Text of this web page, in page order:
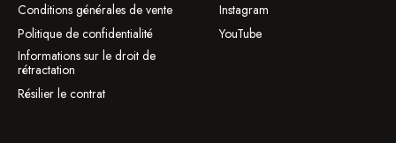
Conditions générales de vente
Politique de confidentialité
Informations sur le droit de
rétractation
Résilier le contrat
Instagram
YouTube